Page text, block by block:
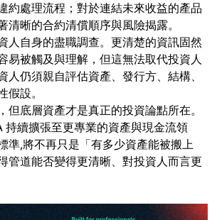
約處理流程；對於連結未來收益的產品
清晰的合約清償順序與風險揭露。
人自身的盡職調查。更清楚的資訊固然
易被觸及與理解，但這無法取代投資人
人仍須親自評估資產、發行方、結構、
假設。
但底層資產才是真正的投資論點所在。
持續擴張至更專業的資產與現金流領
準,將不再只是「有多少資產能被搬上
管道能否變得更清晰、對投資人而言更